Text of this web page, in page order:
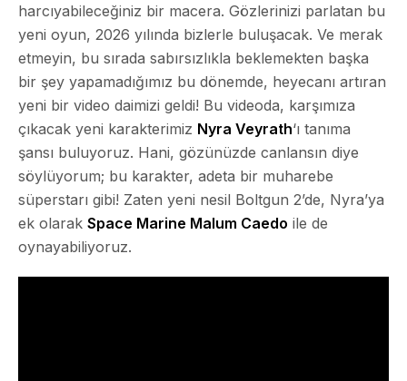
harcıyabileceğiniz bir macera. Gözlerinizi parlatan bu
yeni oyun, 2026 yılında bizlerle buluşacak. Ve merak
etmeyin, bu sırada sabırsızlıkla beklemekten başka
bir şey yapamadığımız bu dönemde, heyecanı artıran
yeni bir video daimizi geldi! Bu videoda, karşımıza
çıkacak yeni karakterimiz Nyra Veyrath‘ı tanıma
şansı buluyoruz. Hani, gözünüzde canlansın diye
söylüyorum; bu karakter, adeta bir muharebe
süperstarı gibi! Zaten yeni nesil Boltgun 2’de, Nyra’ya
ek olarak Space Marine Malum Caedo ile de
oynayabiliyoruz.